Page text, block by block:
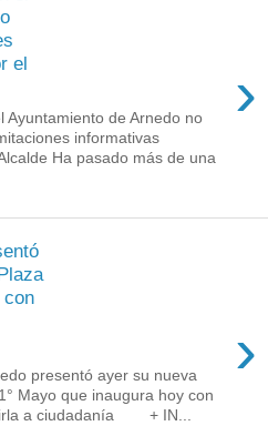
el
›
Ayuntamiento de Arnedo no
informativas
Ha pasado más de una
con
›
presentó ayer su nueva
Mayo que inaugura hoy con
a ciudadanía + IN...